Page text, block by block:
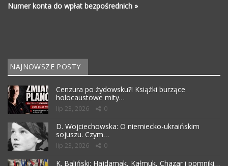
Numer konta do wpłat bezpośrednich »
NAJNOWSZE POSTY
Cenzura po żydowsku?! Książki burzące
holocaustowe mity…
lip 23, 2026 0
D. Wojciechowska: O niemiecko-ukraińskim
sojuszu. Czym…
lip 23, 2026 0
K. Baliński: Hajdamak, Kałmuk, Chazar i pomniki…